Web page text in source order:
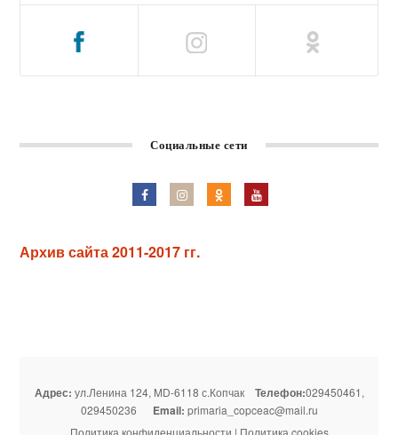
Социальные сети
Архив сайта 2011-2017 гг.
Адрес: ул.Ленина 124, MD-6118 с.Копчак Телефон:029450461,
029450236 Email: primaria_copceac@mail.ru
Политика конфиденциальности | Политика cookies